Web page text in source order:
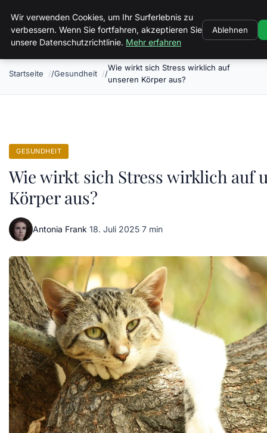
Landkreis Kyffhaeuser
Startseite Gesundheit
Wie wirkt sich Stress wirklich auf
unseren Körper aus?
GESUNDHEIT
Wie wirkt sich Stress wirklich auf
Körper aus?
Antonia Frank·18. Juli 2025·7 min
Wir verwenden Cookies, um Ihr Surferlebnis zu
verbessern. Wenn Sie fortfahren, akzeptieren Sie
unsere Datenschutzrichtlinie. Mehr erfahren
Ablehnen